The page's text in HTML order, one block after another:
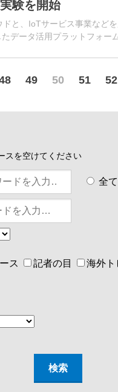
験を開始
ドと、IoTサービス事業など
データ活用プラットフォー
49 50 51 52
スを空けてください
全
ス 記者の目 海外ト